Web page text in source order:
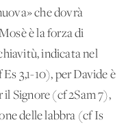
che dovrà
è la forza di
indicata nel
3,1-10), per Davide è
il Signore (cf 2Sam 7),
delle labbra (cf Is